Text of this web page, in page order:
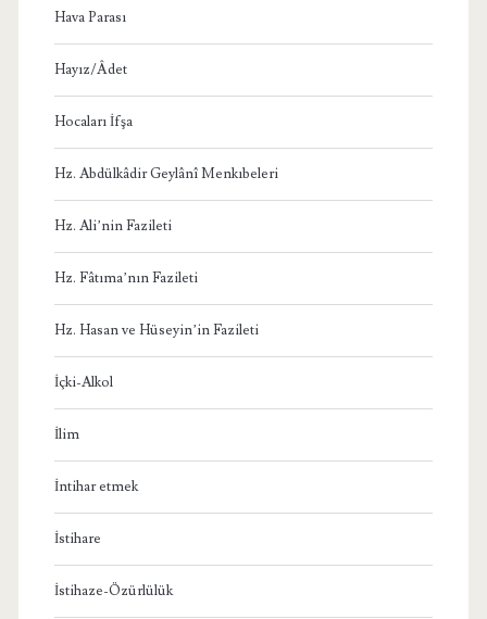
Hava Parası
Hayız/Âdet
Hocaları İfşa
Hz. Abdülkâdir Geylânî Menkıbeleri
Hz. Ali’nin Fazileti
Hz. Fâtıma’nın Fazileti
Hz. Hasan ve Hüseyin’in Fazileti
İçki-Alkol
İlim
İntihar etmek
İstihare
İstihaze-Özürlülük